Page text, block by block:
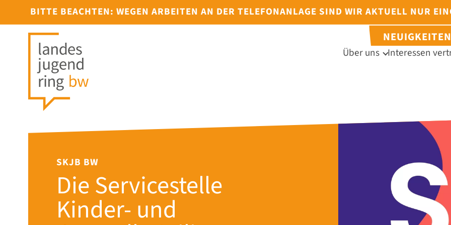
BITTE BEACHTEN: WEGEN ARBEITEN AN DER TELEFONANLAGE SIND WIR AKTUELL NUR
NEUIGKEITEN
Über uns Interessen
SKJB BW
Die Servicestelle
Kinder- und